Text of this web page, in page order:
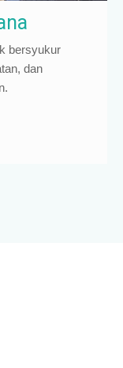
bersyukur
dan